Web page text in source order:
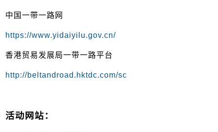
中国一带一路网
https://www.yidaiyilu.gov.cn/
香港贸易发展局一带一路平台
http://beltandroad.hktdc.com/sc
活动网站：